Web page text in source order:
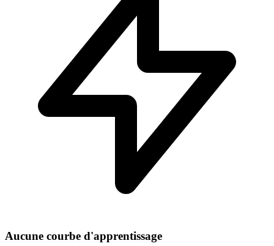
Aucune courbe d'apprentissage